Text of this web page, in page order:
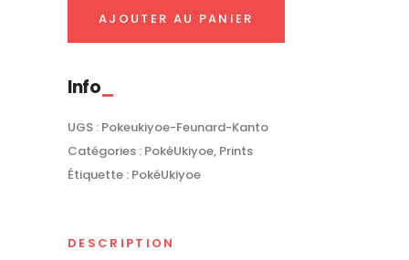
AJOUTER AU PANIER
Info
UGS : Pokeukiyoe-Feunard-Kanto
Catégories : PokéUkiyoe, Prints
Étiquette : PokéUkiyoe
DESCRIPTION